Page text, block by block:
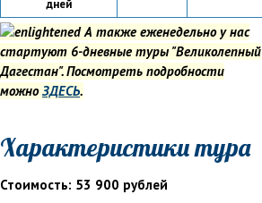
дней
А также еженедельно у нас
стартуют 6-дневные туры "Великолепный
Дагестан". Посмотреть подробности
можноЗДЕСЬ.
Характеристики тура
Стоимость: 53 900 рублей